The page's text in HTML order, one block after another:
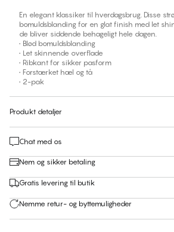
En elegant klassiker til hverdagsbrug. Disse
bomuldsblanding for en glat finish med let
de bliver siddende behageligt hele dagen.
• Blød bomuldsblanding
• Let skinnende overflade
• Ribkant for sikker pasform
• Forstærket hæl og tå
• 2-pak
Produkt detaljer
Chat med os
Nem og sikker betaling
Gratis levering til butik
Nemme retur- og byttemuligheder